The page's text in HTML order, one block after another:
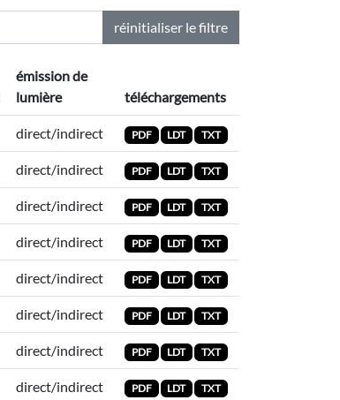
réinitialiser le filtre
émission de
lumière
téléchargements
direct/indirect PDF LDT TXT
direct/indirect PDF LDT TXT
direct/indirect PDF LDT TXT
direct/indirect PDF LDT TXT
direct/indirect PDF LDT TXT
direct/indirect PDF LDT TXT
direct/indirect PDF LDT TXT
direct/indirect PDF LDT TXT